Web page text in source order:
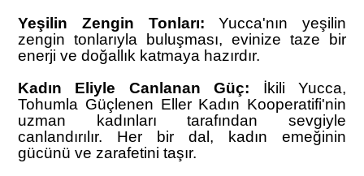
Yeşilin Zengin Tonları: Yucca'nın yeşilin
zengin tonlarıyla buluşması, evinize taze bir
enerji ve doğallık katmaya hazırdır.
Kadın Eliyle Canlanan Güç: İkili Yucca,
Tohumla Güçlenen Eller Kadın Kooperatifi'nin
uzman kadınları tarafından sevgiyle
canlandırılır. Her bir dal, kadın emeğinin
gücünü ve zarafetini taşır.